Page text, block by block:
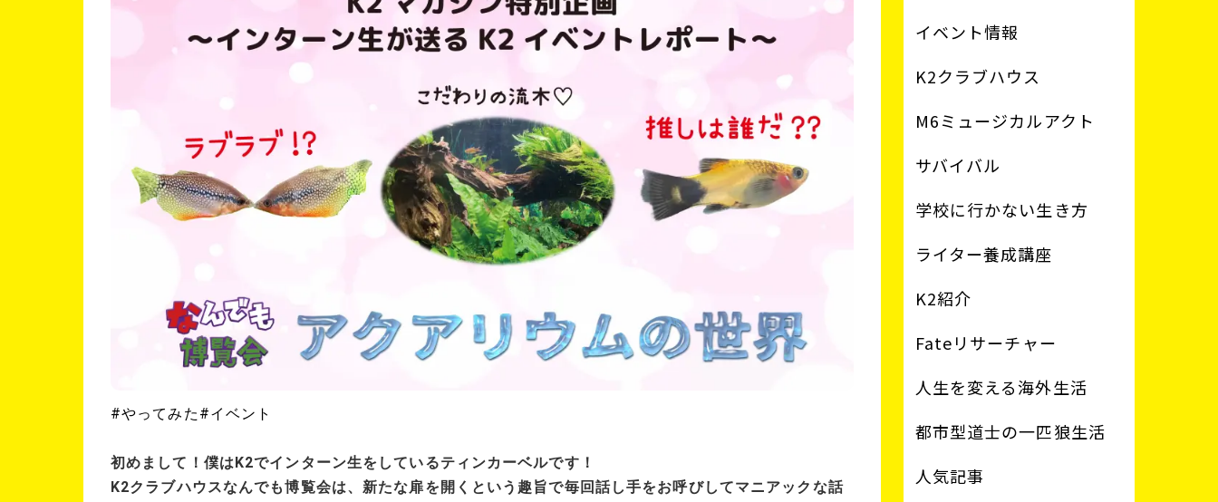
#やってみた #イベント
初めまして！僕はK2でインターン生をしているティンカーベルです！
K2クラブハウスなんでも博覧会は、新たな扉を開くという趣旨で毎回話し手をお呼びしてマニアックな話
イベント情報
K2クラブハウス
M6ミュージカルアクト
サバイバル
学校に行かない生き方
ライター養成講座
K2紹介
Fateリサーチャー
人生を変える海外生活
都市型道士の一匹狼生活
人気記事